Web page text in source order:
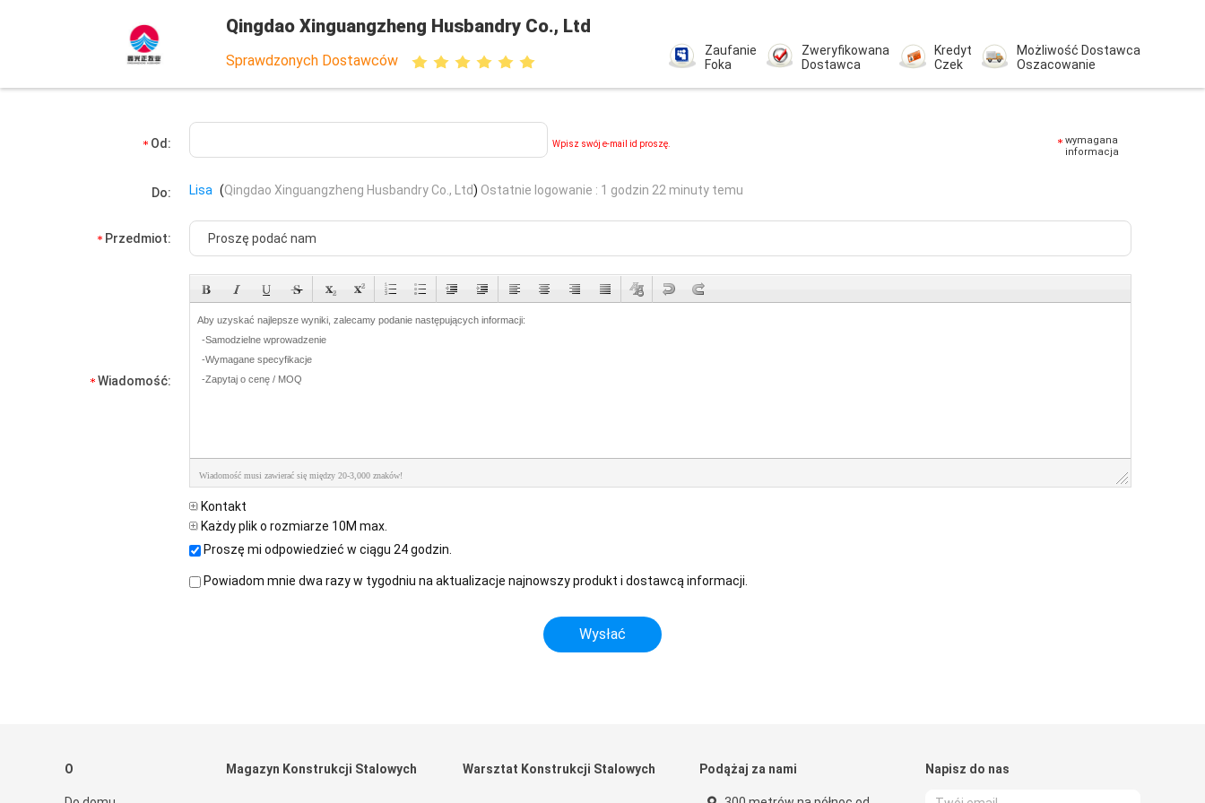
Qingdao Xinguangzheng Husbandry Co., Ltd
Sprawdzonych Dostawców
Zaufanie
Foka
Zweryfikowana
Dostawca
Kredyt
Czek
Możliwość Dostawca
Oszacowanie
Od: Wpisz swój e-mail id proszę.
wymagana
informacja
Do: Lisa (Qingdao Xinguangzheng Husbandry Co., Ltd) Ostatnie logowanie : 1 godzin 22 minuty temu
Przedmiot:
Wiadomość:
Wiadomość musi zawierać się między 20-3,000 znaków!
Kontakt
Każdy plik o rozmiarze 10M max.
Proszę mi odpowiedzieć w ciągu 24 godzin.
Powiadom mnie dwa razy w tygodniu na aktualizacje najnowszy produkt i dostawcą informacji.
O Magazyn Konstrukcji Stalowych Warsztat Konstrukcji Stalowych Podążaj za nami Napisz do nas